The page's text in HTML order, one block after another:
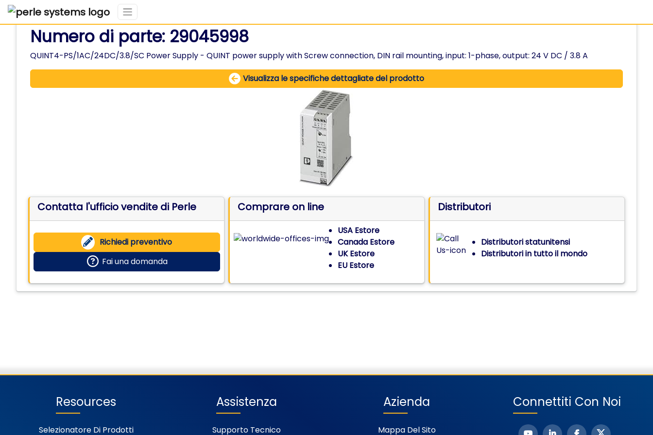
Numero di parte: 29045998
QUINT4-PS/1AC/24DC/3.8/SC Power Supply - QUINT power supply with Screw connection, DIN rail mounting, input: 1-phase, output: 24 V DC / 3.8 A
Visualizza le specifiche dettagliate del prodotto
Contatta l'ufficio vendite di Perle
Richiedi preventivo
Fai una domanda
Comprare on line
USA Estore
Canada Estore
UK Estore
EU Estore
Distributori
Distributori statunitensi
Distributori in tutto il mondo
Resources
Selezionatore Di Prodotti
Assistenza
Supporto Tecnico
Azienda
Mappa Del Sito
Connettiti Con Noi